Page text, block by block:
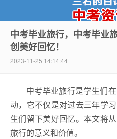
中考资讯网
中考毕业旅行，中考毕业
创美好回忆！
2023-11-25 14:14:44
中考毕业旅行是学生们
动，它不仅是对过去三年学
生们留下美好回忆。本文将
旅行的意义和价值。